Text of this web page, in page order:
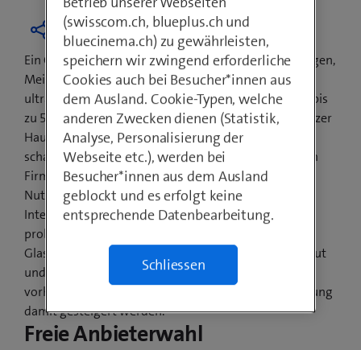
Ein Grossteil der Bevölkerung von Büren a. A., Dotzingen,
Meinisberg und Schwadernau surft per sofort auf
ultraschnellem Internet mit Geschwindigkeiten von bis
zu 500 Mbit/s. Immer mehr Anwendungen in Schweizer
Haushalten sind mit dem Internet verbunden: TV
schauen, Videotelefonieren oder von zu Hause aus im
Firmennetzwerk arbeiten. Vor allem gleichzeitige
Nutzung beansprucht das Netz. Mit dem neuen
Internetspeed sind solche Anwendungen jedoch
problemlos und zeitgleich möglich. Die
Glasfasertechnologien sind zudem modular aufgebaut
und ausbaufähig. Steigt der Bedarf, kann die bereits
vorhandene Glasfaser rasch ausgebaut und die Leistung
damit gesteigert werden.
Freie Anbieterwahl
(swisscom.ch, blueplus.ch und
bluecinema.ch) zu gewährleisten,
speichern wir zwingend erforderliche
Cookies auch bei Besucher*innen aus
dem Ausland. Cookie-Typen, welche
anderen Zwecken dienen (Statistik,
Analyse, Personalisierung der
Webseite etc.), werden bei
Besucher*innen aus dem Ausland
geblockt und es erfolgt keine
entsprechende Datenbearbeitung.
Schliessen